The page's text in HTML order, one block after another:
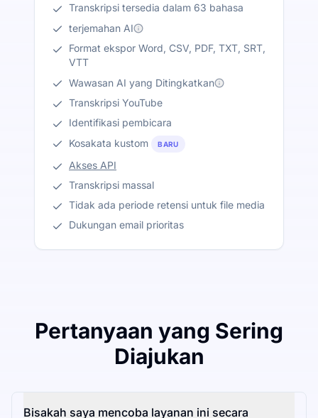
Transkripsi tersedia dalam 63 bahasa
terjemahan AI
Format ekspor Word, CSV, PDF, TXT, SRT,
VTT
Wawasan AI yang Ditingkatkan
Transkripsi YouTube
Identifikasi pembicara
Kosakata kustom
BARU
Akses API
Transkripsi massal
Tidak ada periode retensi untuk file media
Dukungan email prioritas
Pertanyaan yang Sering
Diajukan
Bisakah saya mencoba layanan ini secara